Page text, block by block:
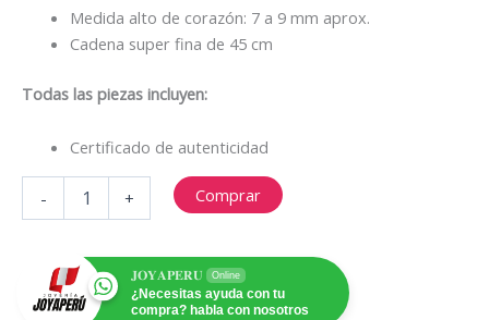
Medida alto de corazón: 7 a 9 mm aprox.
Cadena super fina de 45 cm
Todas las piezas incluyen:
Certificado de autenticidad
-
corazón
cantidad
+ Comprar
𝐉𝐎𝐘𝐀𝐏𝐄𝐑𝐔 Online
¿Necesitas ayuda con tu
compra? habla con nosotros